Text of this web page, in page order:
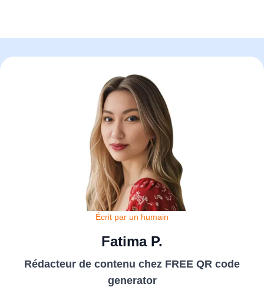
Écrit par un humain
Fatima P.
Rédacteur de contenu chez FREE QR code
generator